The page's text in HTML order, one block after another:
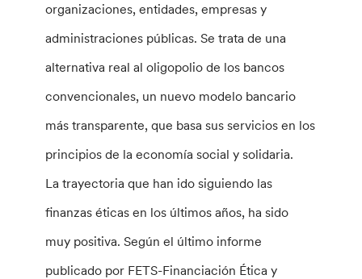
organizaciones, entidades, empresas y
administraciones públicas. Se trata de una
alternativa real al oligopolio de los bancos
convencionales, un nuevo modelo bancario
más transparente, que basa sus servicios en los
principios de la economía social y solidaria.
La trayectoria que han ido siguiendo las
finanzas éticas en los últimos años, ha sido
muy positiva. Según el último informe
publicado por FETS-Financiación Ética y